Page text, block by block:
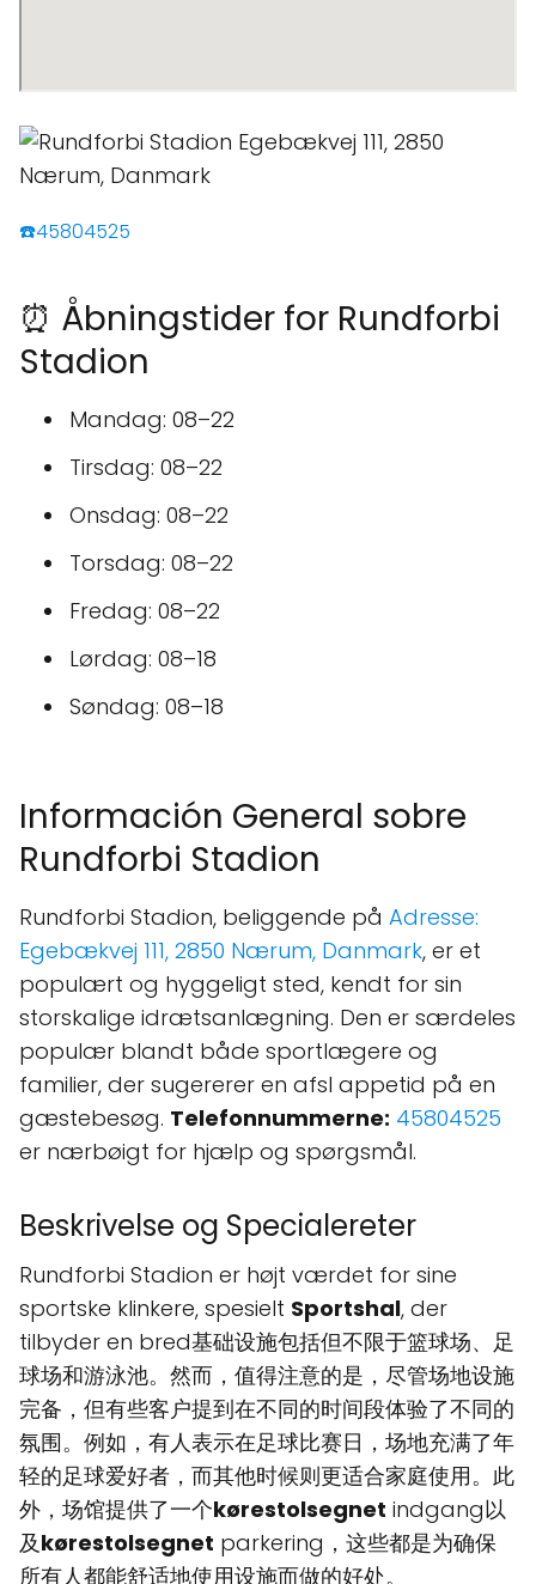
☎️45804525
⏰ Åbningstider for Rundforbi
Stadion
Mandag: 08–22
Tirsdag: 08–22
Onsdag: 08–22
Torsdag: 08–22
Fredag: 08–22
Lørdag: 08–18
Søndag: 08–18
Información General sobre
Rundforbi Stadion
Rundforbi Stadion, beliggende på Adresse:
Egebækvej 111, 2850 Nærum, Danmark, er et
populært og hyggeligt sted, kendt for sin
storskalige idrætsanlægning. Den er særdeles
populær blandt både sportlægere og
familier, der sugererer en afsl appetid på en
gæstebesøg. Telefonnummerne: 45804525
er nærbøigt for hjælp og spørgsmål.
Beskrivelse og Specialereter
Rundforbi Stadion er højt værdet for sine
sportske klinkere, spesielt Sportshal, der
tilbyder en bred基础设施包括但不限于篮球场、足
球场和游泳池。然而，值得注意的是，尽管场地设施
完备，但有些客户提到在不同的时间段体验了不同的
氛围。例如，有人表示在足球比赛日，场地充满了年
轻的足球爱好者，而其他时候则更适合家庭使用。此
外，场馆提供了一个kørestolsegnet indgang以
及kørestolsegnet parkering，这些都是为确保
所有人都能舒适地使用设施而做的好处。